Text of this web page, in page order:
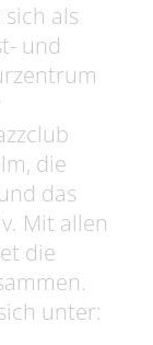
als
und
die
das
Mit allen
die
unter: